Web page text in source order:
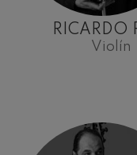
RICARDO
Violín